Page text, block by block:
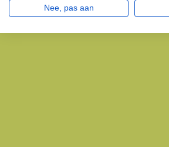
Nee, pas aan